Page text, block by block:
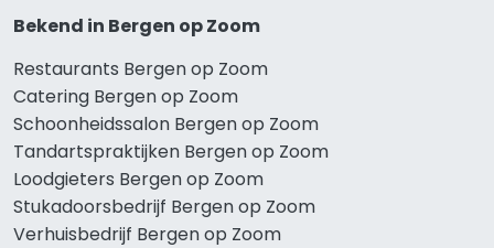
Bekend in Bergen op Zoom
Restaurants Bergen op Zoom
Catering Bergen op Zoom
Schoonheidssalon Bergen op Zoom
Tandartspraktijken Bergen op Zoom
Loodgieters Bergen op Zoom
Stukadoorsbedrijf Bergen op Zoom
Verhuisbedrijf Bergen op Zoom